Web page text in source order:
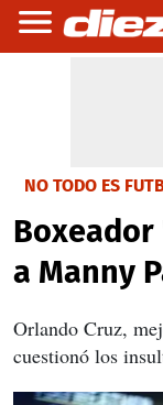
NO TODO ES
a Manny
Orlando Cruz,
cuestionó los